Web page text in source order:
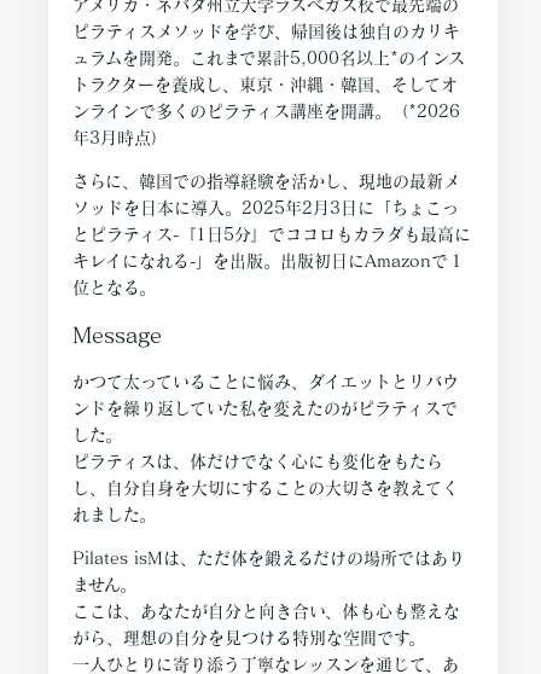
アメリカ・ネバダ州立大学ラスベガス校で最先端の
ピラティスメソッドを学び、帰国後は独自のカリキ
ュラムを開発。これまで累計5,000名以上*のインス
トラクターを養成し、東京・沖縄・韓国、そしてオ
ンラインで多くのピラティス講座を開講。（*2026
年3月時点）
さらに、韓国での指導経験を活かし、現地の最新メ
ソッドを日本に導入。2025年2月3日に「ちょこっ
とピラティス-『1日5分』でココロもカラダも最高に
キレイになれる-」を出版。出版初日にAmazonで１
位となる。
Message
かつて太っていることに悩み、ダイエットとリバウ
ンドを繰り返していた私を変えたのがピラティスで
した。
ピラティスは、体だけでなく心にも変化をもたら
し、自分自身を大切にすることの大切さを教えてく
れました。
Pilates isMは、ただ体を鍛えるだけの場所ではあり
ません。
ここは、あなたが自分と向き合い、体も心も整えな
がら、理想の自分を見つける特別な空間です。
一人ひとりに寄り添う丁寧なレッスンを通じて、あ